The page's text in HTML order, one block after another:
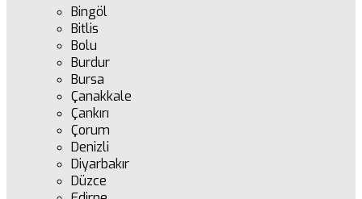
Bingöl
Bitlis
Bolu
Burdur
Bursa
Çanakkale
Çankırı
Çorum
Denizli
Diyarbakır
Düzce